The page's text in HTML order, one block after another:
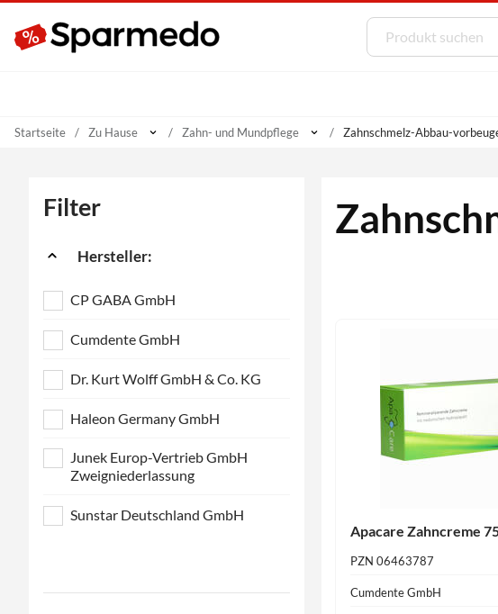
Startseite Zu Hause Zahn- und Mundpflege Zahnschmelz-Abbau-
Filter
Hersteller:
CP GABA GmbH
Cumdente GmbH
Dr. Kurt Wolff GmbH & Co. KG
Haleon Germany GmbH
Junek Europ-Vertrieb GmbH
Zweigniederlassung
Sunstar Deutschland GmbH
Apacare Zahncreme
PZN 06463787
Cumdente GmbH